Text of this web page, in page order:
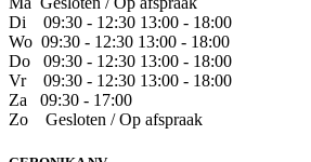
Di 09:30 - 12:30 13:00 - 18:00
Wo 09:30 - 12:30 13:00 - 18:00
Do ​09:30 - 12:30 13:00 - 18:00
Vr ​09:30 - 12:30 13:00 - 18:00
Za 09:30 - 17:00
Zo
​Gesloten / Op afspraak